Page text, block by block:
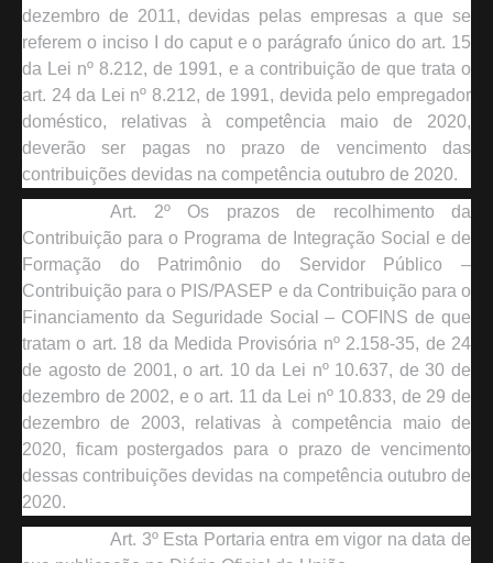
dezembro de 2011, devidas pelas empresas a que se
referem o inciso I do caput e o parágrafo único do art. 15
da Lei nº 8.212, de 1991, e a contribuição de que trata o
art. 24 da Lei nº 8.212, de 1991, devida pelo empregador
doméstico, relativas à competência maio de 2020,
deverão ser pagas no prazo de vencimento das
contribuições devidas na competência outubro de 2020.
Art. 2º Os prazos de recolhimento da
Contribuição para o Programa de Integração Social e de
Formação do Patrimônio do Servidor Público –
Contribuição para o PIS/PASEP e da Contribuição para o
Financiamento da Seguridade Social – COFINS de que
tratam o art. 18 da Medida Provisória nº 2.158-35, de 24
de agosto de 2001, o art. 10 da Lei nº 10.637, de 30 de
dezembro de 2002, e o art. 11 da Lei nº 10.833, de 29 de
dezembro de 2003, relativas à competência maio de
2020, ficam postergados para o prazo de vencimento
dessas contribuições devidas na competência outubro de
2020.
Art. 3º Esta Portaria entra em vigor na data de